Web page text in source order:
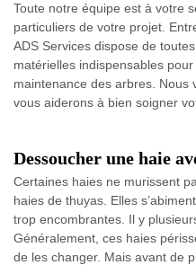
Toute notre équipe est à votre
particuliers de votre projet.
ADS Services dispose de
matérielles indispensables
maintenance des arbres. Nous
vous aiderons à bien soigner
Dessoucher une haie
Certaines haies ne murissent
haies de thuyas. Elles
trop encombrantes. Il y
Généralement, ces haies
de les changer. Mais avant de